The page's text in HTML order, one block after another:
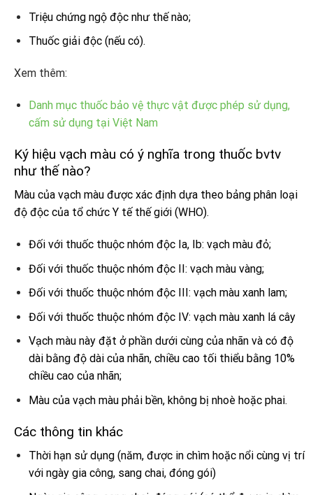
Triệu chứng ngộ độc như thế nào;
Thuốc giải độc (nếu có).
Xem thêm:
Danh mục thuốc bảo vệ thực vật được phép sử dụng,
cấm sử dụng tại Việt Nam
Ký hiệu vạch màu có ý nghĩa trong thuốc bvtv
như thế nào?
Màu của vạch màu được xác định dựa theo bảng phân loại
độ độc của tổ chức Y tế thế giới (WHO).
Đối với thuốc thuộc nhóm độc Ia, Ib: vạch màu đỏ;
Đối với thuốc thuộc nhóm độc II: vạch màu vàng;
Đối với thuốc thuộc nhóm độc III: vạch màu xanh lam;
Đối với thuốc thuộc nhóm độc IV: vạch màu xanh lá cây
Vạch màu này đặt ở phần dưới cùng của nhãn và có độ
dài bằng độ dài của nhãn, chiều cao tối thiểu bằng 10%
chiều cao của nhãn;
Màu của vạch màu phải bền, không bị nhoè hoặc phai.
Các thông tin khác
Thời hạn sử dụng (năm, được in chìm hoặc nổi cùng vị trí
với ngày gia công, sang chai, đóng gói)